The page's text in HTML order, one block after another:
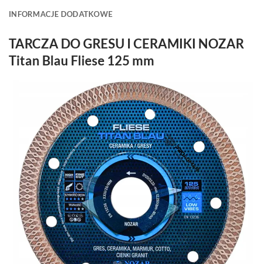
INFORMACJE DODATKOWE
TARCZA DO GRESU I CERAMIKI NOZAR
Titan Blau Fliese 125 mm